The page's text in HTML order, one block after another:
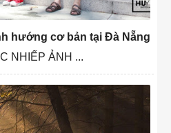
hướng cơ bản tại Đà Nẵng
NHIẾP ẢNH ...